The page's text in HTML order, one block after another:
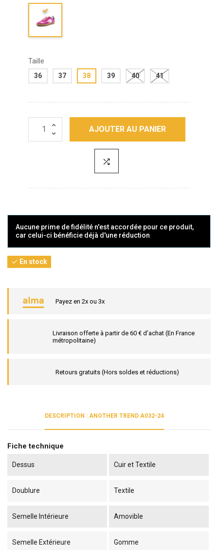
Taille
36
37 38 39 40 41
AJOUTER AU PANIER
Aucune prime de fidélité n'est accordée pour ce produit,
car celui-ci bénéficie déjà d'une réduction
 En stock
Payez en 2x ou 3x
Livraison offerte à partir de 60 € d’achat (En France
métropolitaine)
Retours gratuits (Hors soldes et réductions)
DESCRIPTION : ANOTHER TREND A032-24
Fiche technique
Dessus Cuir et Textile
Doublure Textile
Semelle Intérieure Amovible
Semelle Extérieure Gomme